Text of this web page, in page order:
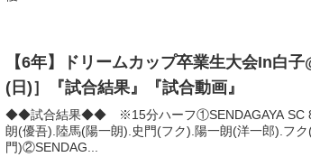
【6年】ドリームカップ卒業生大会In白
(日)］『試合結果』『試合動画』
◆◆試合結果◆◆ ※15分ハーフ①SENDAGAYA SC
朗(優吾).陸馬(陽一朗).史門(フク).陽一朗(洋一郎).フ
門)②SENDAG...